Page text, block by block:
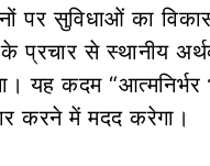
पर सुविधाओं का
प्रचार से स्थानीय
यह कदम
करने में मदद करेगा।